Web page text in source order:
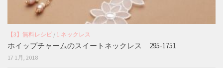
【3】無料レシピ / 1.ネックレス
ホイップチャームのスイートネックレス 295-1751
17 1月, 2018